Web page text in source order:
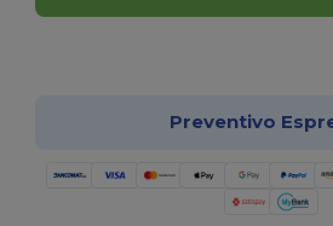
Preventivo